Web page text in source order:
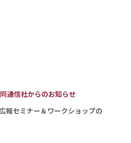
通信社からのお知らせ
セミナー＆ワークショップの